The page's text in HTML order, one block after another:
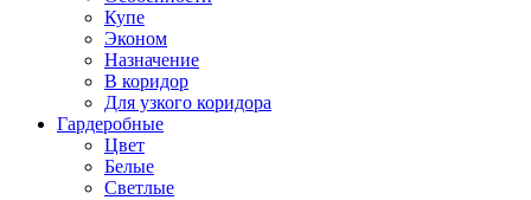
Купе
Эконом
Назначение
В коридор
Для узкого коридора
Гардеробные
Цвет
Белые
Светлые